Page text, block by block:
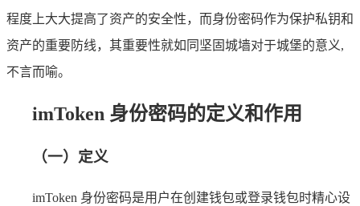
程度上大大提高了资产的安全性，而身份密码作为保护私钥和
资产的重要防线，其重要性就如同坚固城墙对于城堡的意义,
不言而喻。
imToken 身份密码的定义和作用
（一）定义
imToken 身份密码是用户在创建钱包或登录钱包时精心设